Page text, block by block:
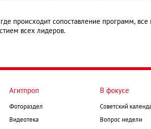
происходит сопоставление программ, все
всех лидеров.
Агитпроп
Фотораздел
Видеотека
В фокусе
Советский
Вопрос недели